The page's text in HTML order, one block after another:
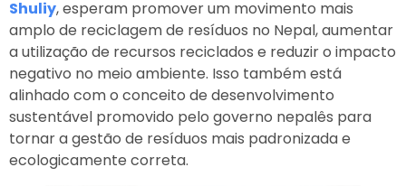
Shuliy, esperam promover um movimento mais
amplo de reciclagem de resíduos no Nepal, aumentar
a utilização de recursos reciclados e reduzir o impacto
negativo no meio ambiente. Isso também está
alinhado com o conceito de desenvolvimento
sustentável promovido pelo governo nepalês para
tornar a gestão de resíduos mais padronizada e
ecologicamente correta.